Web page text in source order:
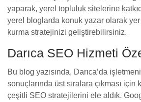
yaparak, yerel topluluk sitelerine
yerel bloglarda konuk yazar olarak yer
kurma stratejinizi geliştirebilirsiniz.
Darıca SEO Hizmeti
Bu blog yazısında, Darıca’da
sonuçlarında üst sıralara çıkması
çeşitli SEO stratejilerini ele aldık.